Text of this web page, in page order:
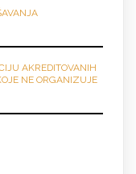
AKREDITOVANIH
NE ORGANIZUJE